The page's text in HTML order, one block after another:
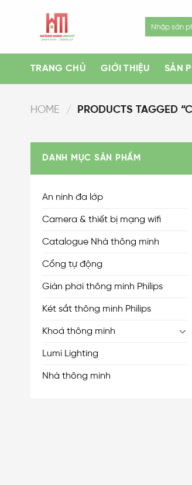
TRANG CHỦ GIỚI THIỆU SẢN
HOME / PRODUCTS TAGGED
DANH MỤC SẢN PHẨM
An ninh đa lớp
Camera & thiết bị mạng wifi
Catalogue Nhà thông minh
Cổng tự động
Giàn phơi thông minh Philips
Két sắt thông minh Philips
Khoá thông minh
Lumi Lighting
Nhà thông minh